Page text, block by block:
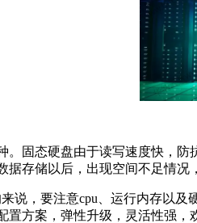
。固态硬盘由于读写速度快，
存储以后，出现空间不足情
说，要注意cpu、运行内存以
方案，弹性升级，灵活性强，